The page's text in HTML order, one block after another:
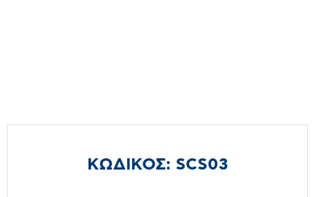
ΚΩΔΙΚΟΣ: SCS03